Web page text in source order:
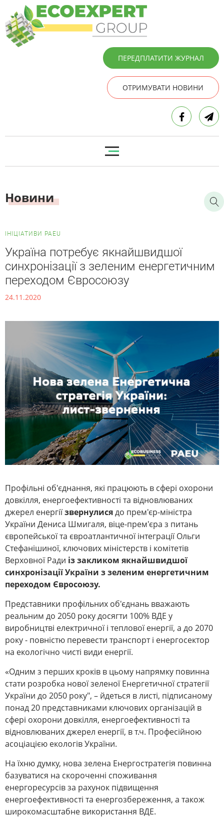
ПЕРЕДПЛАТИТИ ЖУРНАЛ
ОТРИМУВАТИ НОВИНИ
Новини
ІНІЦІАТИВИ PAEU
Україна потребує якнайшвидшої
синхронізації з зеленим енергетичним
переходом Євросоюзу
24.11.2020
Профільні об'єднання, які працюють в сфері охорони
довкілля, енергоефективності та відновлюваних
джерел енергіїзвернулисядо прем'єр-міністра
України Дениса Шмигаля, віце-прем'єра з питань
європейської та євроатлантичної інтеграції Ольги
Стефанішиної, ключових міністерств і комітетів
Верховної Ради із закликом якнайшвидшої
синхронізації України з зеленим енергетичним
переходом Євросоюзу.
Представники профільних об'єднань вважають
реальним до 2050 року досягти 100% ВДЕ у
виробництві електричної і теплової енергії, а до 2070
року - повністю перевести транспорт і енергосектор
на екологічно чисті види енергії.
«Одним з перших кроків в цьому напрямку повинна
стати розробка нової зеленої Енергетичної стратегії
України до 2050 року", – йдеться в листі, підписаному
понад 20 представниками ключових організацій в
сфері охорони довкілля, енергоефективності та
відновлюваних джерел енергії, в т.ч. Професійною
асоціацією екологів України.
На їхню думку, нова зелена Енергостратегія повинна
базуватися на скороченні споживання
енергоресурсів за рахунок підвищення
енергоефективності та енергозбереження, а також
широкомасштабне використання ВДЕ.